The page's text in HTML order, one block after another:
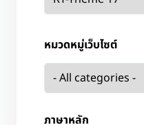
หมวดหมู่เว็บไซต์
ภาษาหลัก